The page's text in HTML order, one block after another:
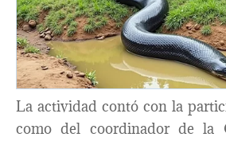
La actividad contó con la
como del coordinador de la